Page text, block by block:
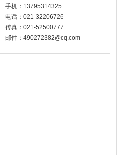
手机：13795314325
电话：021-32206726
传真：021-52500777
邮件：490272382@qq.com